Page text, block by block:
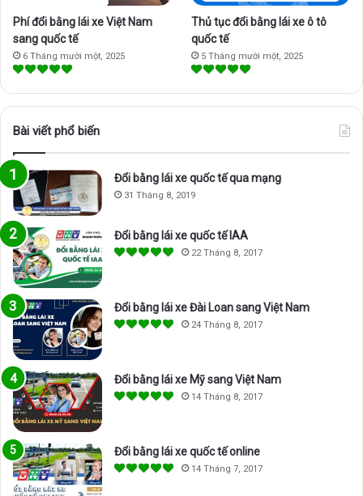
Phí đổi bằng lái xe Việt Nam
sang quốc tế
6 Tháng mười một, 2025
Thủ tục đổi bằng lái xe ô tô
quốc tế
5 Tháng mười một, 2025
Bài viết phổ biến
Đổi bằng lái xe quốc tế qua mạng
31 Tháng 8, 2019
Đổi bằng lái xe quốc tế IAA
22 Tháng 8, 2017
Đổi bằng lái xe Đài Loan sang Việt Nam
24 Tháng 8, 2017
Đổi bằng lái xe Mỹ sang Việt Nam
14 Tháng 8, 2017
Đổi bằng lái xe quốc tế online
14 Tháng 7, 2017